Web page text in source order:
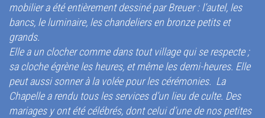
mobilier a été entièrement dessiné par Breuer : l’autel, les
bancs, le luminaire, les chandeliers en bronze petits et
grands.
Elle a un clocher comme dans tout village qui se respecte ;
sa cloche égrène les heures, et même les demi-heures. Elle
peut aussi sonner à la volée pour les cérémonies. La
Chapelle a rendu tous les services d’un lieu de culte. Des
mariages y ont été célébrés, dont celui d’une de nos petites